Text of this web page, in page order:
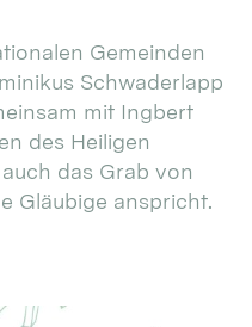
Gemeinden
Schwaderlapp
mit Ingbert
des Heiligen
das Grab von
Gläubige anspricht.